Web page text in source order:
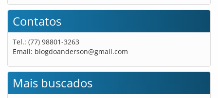
Contatos
Tel.: (77) 98801-3263
Email: blogdoanderson@gmail.com
Mais buscados